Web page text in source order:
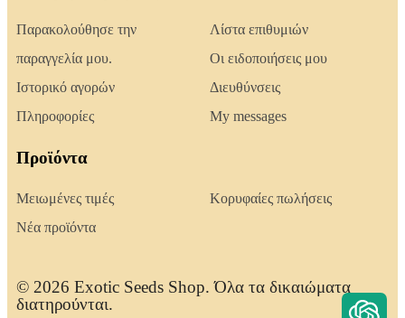
Παρακολούθησε την
παραγγελία μου.
Ιστορικό αγορών
Πληροφορίες
Λίστα επιθυμιών
Οι ειδοποιήσεις μου
Διευθύνσεις
My messages
Προϊόντα
Μειωμένες τιμές
Νέα προϊόντα
Κορυφαίες πωλήσεις
© 2026 Exotic Seeds Shop. Όλα τα δικαιώματα
διατηρούνται.